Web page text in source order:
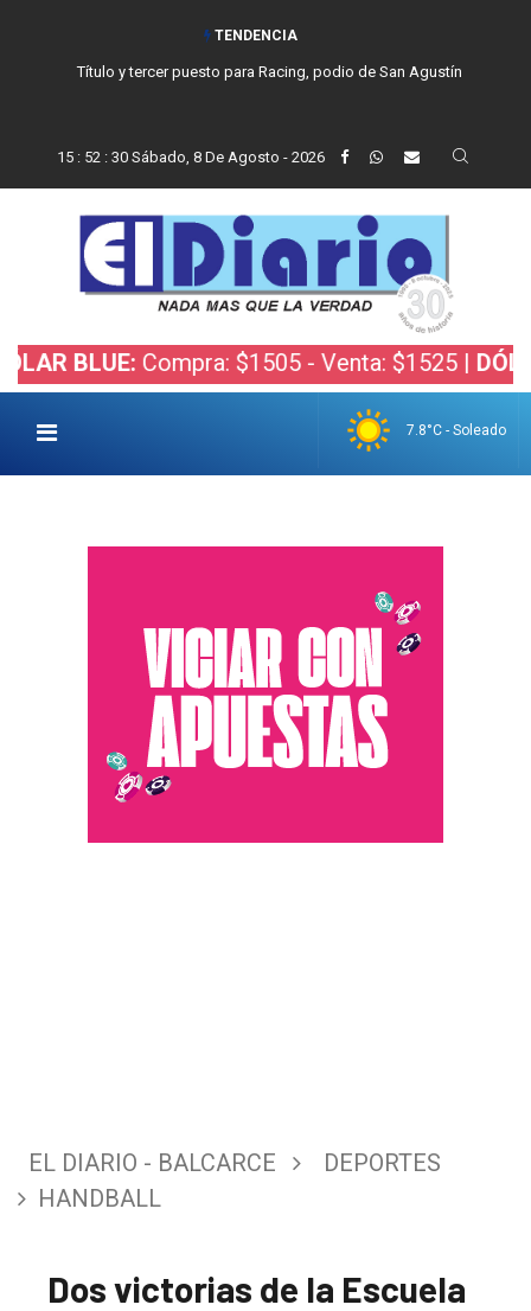
TENDENCIA
Título y tercer puesto para Racing, podio de San Agustín
15 : 52 : 31 Sábado, 8 De Agosto - 2026
Compra: $1505 - Venta: $1525 |DÓLAR
7.8°C - Soleado
EL DIARIO - BALCARCE
DEPORTES
HANDBALL
Dos victorias de la Escuela